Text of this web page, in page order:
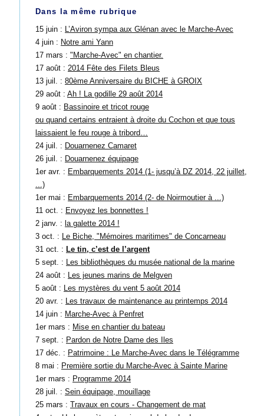
Dans la même rubrique
15 juin : L’Aviron sympa aux Glénan avec le Marche-Avec
4 juin : Notre ami Yann
17 mars : "Marche-Avec" en chantier.
17 août : 2014 Fête des Filets Bleus
13 juil. : 80ème Anniversaire du BICHE à GROIX
29 août : Ah ! La godille 29 août 2014
9 août : Bassinoire et tricot rouge
ou quand certains entraient à droite du Cochon et que tous
laissaient le feu rouge à tribord…
24 juil. : Douarnenez Camaret
26 juil. : Douarnenez équipage
1er avr. : Embarquements 2014 (1- jusqu’à DZ 2014, 22 juillet,
...)
1er mai : Embarquements 2014 (2- de Noirmoutier à ...)
11 oct. : Envoyez les bonnettes !
2 janv. : la galette 2014 !
3 oct. : Le Biche, "Mémoires maritimes" de Concarneau
31 oct. : Le tin, c’est de l’argent
5 sept. : Les bibliothèques du musée national de la marine
24 août : Les jeunes marins de Melgven
5 août : Les mystères du vent 5 août 2014
20 avr. : Les travaux de maintenance au printemps 2014
14 juin : Marche-Avec à Penfret
1er mars : Mise en chantier du bateau
7 sept. : Pardon de Notre Dame des Iles
17 déc. : Patrimoine : Le Marche-Avec dans le Télégramme
8 mai : Première sortie du Marche-Avec à Sainte Marine
1er mars : Programme 2014
28 juil. : Sein équipage, mouillage
25 mars : Travaux en cours - Changement de mat